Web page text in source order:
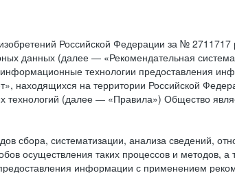
Российской Федерации за №
данных (далее — «Рекомендательная
технологии предоставления
находящихся на территории Российской
(далее — «Правила») Общество
сбора, систематизации, анализа сведений,
осуществления таких процессов и методов,
информации с применением